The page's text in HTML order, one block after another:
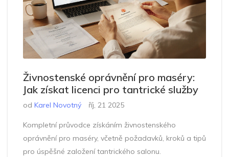
Živnostenské oprávnění pro maséry:
Jak získat licenci pro tantrické služby
od Karel Novotný říj, 21 2025
Kompletní průvodce získáním živnostenského
oprávnění pro maséry, včetně požadavků, kroků a tipů
pro úspěšné založení tantrického salonu.